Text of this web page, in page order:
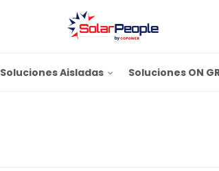
Soluciones Aisladas Soluciones ON